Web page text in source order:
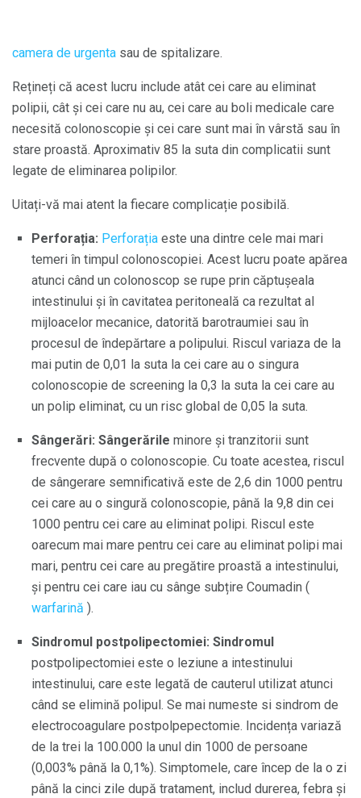
camera de urgenta sau de spitalizare.
Rețineți că acest lucru include atât cei care au eliminat
polipii, cât și cei care nu au, cei care au boli medicale care
necesită colonoscopie și cei care sunt mai în vârstă sau în
stare proastă. Aproximativ 85 la suta din complicatii sunt
legate de eliminarea polipilor.
Uitați-vă mai atent la fiecare complicație posibilă.
Perforația: Perforația este una dintre cele mai mari
temeri în timpul colonoscopiei. Acest lucru poate apărea
atunci când un colonoscop se rupe prin căptușeala
intestinului și în cavitatea peritoneală ca rezultat al
mijloacelor mecanice, datorită barotraumiei sau în
procesul de îndepărtare a polipului. Riscul variaza de la
mai putin de 0,01 la suta la cei care au o singura
colonoscopie de screening la 0,3 la suta la cei care au
un polip eliminat, cu un risc global de 0,05 la suta.
Sângerări: Sângerările minore și tranzitorii sunt
frecvente după o colonoscopie. Cu toate acestea, riscul
de sângerare semnificativă este de 2,6 din 1000 pentru
cei care au o singură colonoscopie, până la 9,8 din cei
1000 pentru cei care au eliminat polipi. Riscul este
oarecum mai mare pentru cei care au eliminat polipi mai
mari, pentru cei care au pregătire proastă a intestinului,
și pentru cei care iau cu sânge subțire Coumadin (
warfarină ).
Sindromul postpolipectomiei: Sindromul
postpolipectomiei este o leziune a intestinului
intestinului, care este legată de cauterul utilizat atunci
când se elimină polipul. Se mai numeste si sindrom de
electrocoagulare postpolpepectomie. Incidența variază
de la trei la 100.000 la unul din 1000 de persoane
(0,003% până la 0,1%). Simptomele, care încep de la o zi
până la cinci zile după tratament, includ durerea, febra și